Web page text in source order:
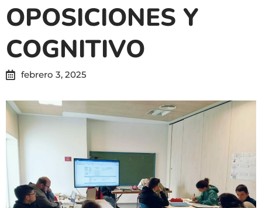
OPOSICIONES Y
COGNITIVO
febrero 3, 2025